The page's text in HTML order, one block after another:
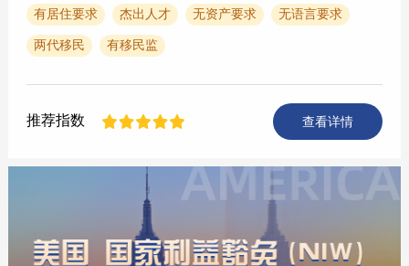
有居住要求 杰出人才 无资产要求 无语言要求
两代移民 有移民监
推荐指数 查看详情